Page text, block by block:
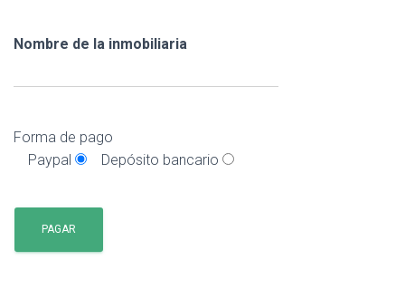
Nombre de la inmobiliaria
Forma de pago
Paypal
Depósito bancario